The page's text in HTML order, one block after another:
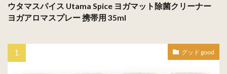
ウタマスパイス Utama Spice ヨガマット除菌クリーナー
ヨガアロマスプレー 携帯用 35ml
グッド good